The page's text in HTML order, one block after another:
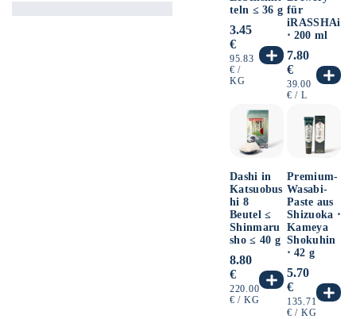
teln ≤ 36 g
Normaler
Preis
3.45
€
GRUNDPREIS
95.83
€ /PRO
KG
für
iRASSHAi
⋅ 200 ml
Normaler
Preis
7.80
€
GRUNDPREIS
39.00
€ / PRO
L
Dashi in
Katsuobus
hi 8
Beutel ≤
Shinmaru
sho ≤ 40 g
Normaler
Preis
8.80
€
GRUNDPREIS
220.00
€ / PRO
KG
Premium-
Wasabi-
Paste aus
Shizuoka ⋅
Kameya
Shokuhin
⋅ 42 g
Normaler
Preis
5.70
€
GRUNDPREIS
135.71
€ / PRO
KG